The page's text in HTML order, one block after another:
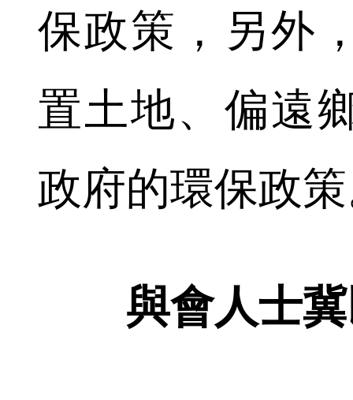
保政策，另外
置土地、偏遠
政府的環保政
與會人士冀